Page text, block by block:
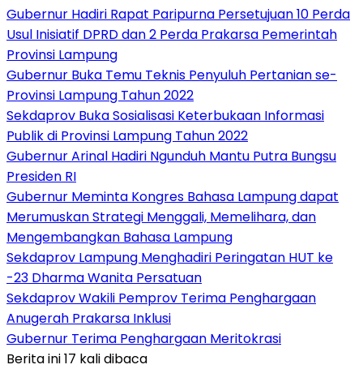
Gubernur Hadiri Rapat Paripurna Persetujuan 10 Perda
Usul Inisiatif DPRD dan 2 Perda Prakarsa Pemerintah
Provinsi Lampung
Gubernur Buka Temu Teknis Penyuluh Pertanian se-
Provinsi Lampung Tahun 2022
Sekdaprov Buka Sosialisasi Keterbukaan Informasi
Publik di Provinsi Lampung Tahun 2022
Gubernur Arinal Hadiri Ngunduh Mantu Putra Bungsu
Presiden RI
Gubernur Meminta Kongres Bahasa Lampung dapat
Merumuskan Strategi Menggali, Memelihara, dan
Mengembangkan Bahasa Lampung
Sekdaprov Lampung Menghadiri Peringatan HUT ke
-23 Dharma Wanita Persatuan
Sekdaprov Wakili Pemprov Terima Penghargaan
Anugerah Prakarsa Inklusi
Gubernur Terima Penghargaan Meritokrasi
Berita ini 17 kali dibaca